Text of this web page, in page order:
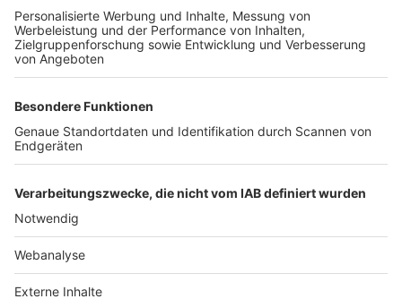
TOP-PARTNER
Nutzungsbedingungen Datenschutz Impressum